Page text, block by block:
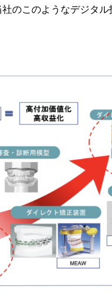
のこのようなデジタ